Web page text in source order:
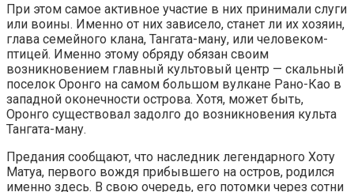
При этом самое активное участие в них принимали слуги
или воины. Именно от них зависело, станет ли их хозяин,
глава семейного клана, Тангата-ману, или человеком-
птицей. Именно этому обряду обязан своим
возникновением главный культовый центр — скальный
поселок Оронго на самом большом вулкане Рано-Као в
западной оконечности острова. Хотя, может быть,
Оронго существовал задолго до возникновения культа
Тангата-ману.
Предания сообщают, что наследник легендарного Хоту
Матуа, первого вождя прибывшего на остров, родился
именно здесь. В свою очередь, его потомки через сотни